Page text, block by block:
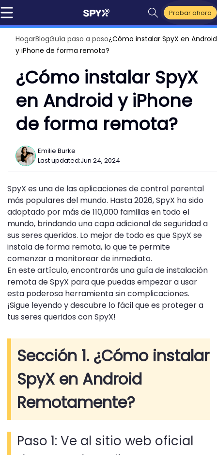
Probar ahora
HogarBlogGuía paso a paso¿Cómo instalar SpyX en Android
y iPhone de forma remota?
¿Cómo instalar SpyX
en Android y iPhone
de forma remota?
Emilie Burke
Last updated:Jun 24, 2024
SpyX es una de las aplicaciones de control parental
más populares del mundo. Hasta 2026, SpyX ha sido
adoptado por más de 110,000 familias en todo el
mundo, brindando una capa adicional de seguridad a
sus seres queridos. Lo mejor de todo es que SpyX se
instala de forma remota, lo que te permite
comenzar a monitorear de inmediato.
En este artículo, encontrarás una guía de instalación
remota de SpyX para que puedas empezar a usar
esta poderosa herramienta sin complicaciones.
¡Sigue leyendo y descubre lo fácil que es proteger a
tus seres queridos con SpyX!
Sección 1. ¿Cómo instalar
SpyX en Android
Remotamente?
Paso 1: Ve al sitio web oficial